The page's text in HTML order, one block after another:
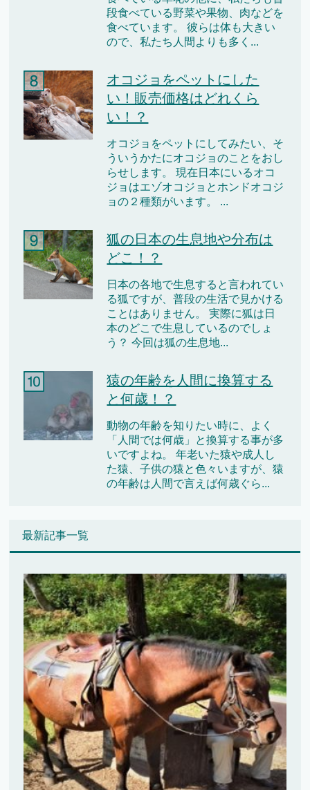
段食べている野菜や果物、肉などを
食べています。 彼らは体も大きい
ので、私たち人間よりも多く...
オコジョをペットにした
い！販売価格はどれくら
い！？
オコジョをペットにしてみたい、そ
ういうかたにオコジョのことをおし
らせします。 現在日本にいるオコ
ジョはエゾオコジョとホンドオコジ
ョの２種類がいます。 ...
狐の日本の生息地や分布は
どこ！？
日本の各地で生息すると言われてい
る狐ですが、普段の生活で見かける
ことはありません。 実際に狐は日
本のどこで生息しているのでしょ
う？ 今回は狐の生息地...
猿の年齢を人間に換算する
と何歳！？
動物の年齢を知りたい時に、よく
「人間では何歳」と換算する事が多
いですよね。 年老いた猿や成人し
た猿、子供の猿と色々いますが、猿
の年齢は人間で言えば何歳ぐら...
最新記事一覧